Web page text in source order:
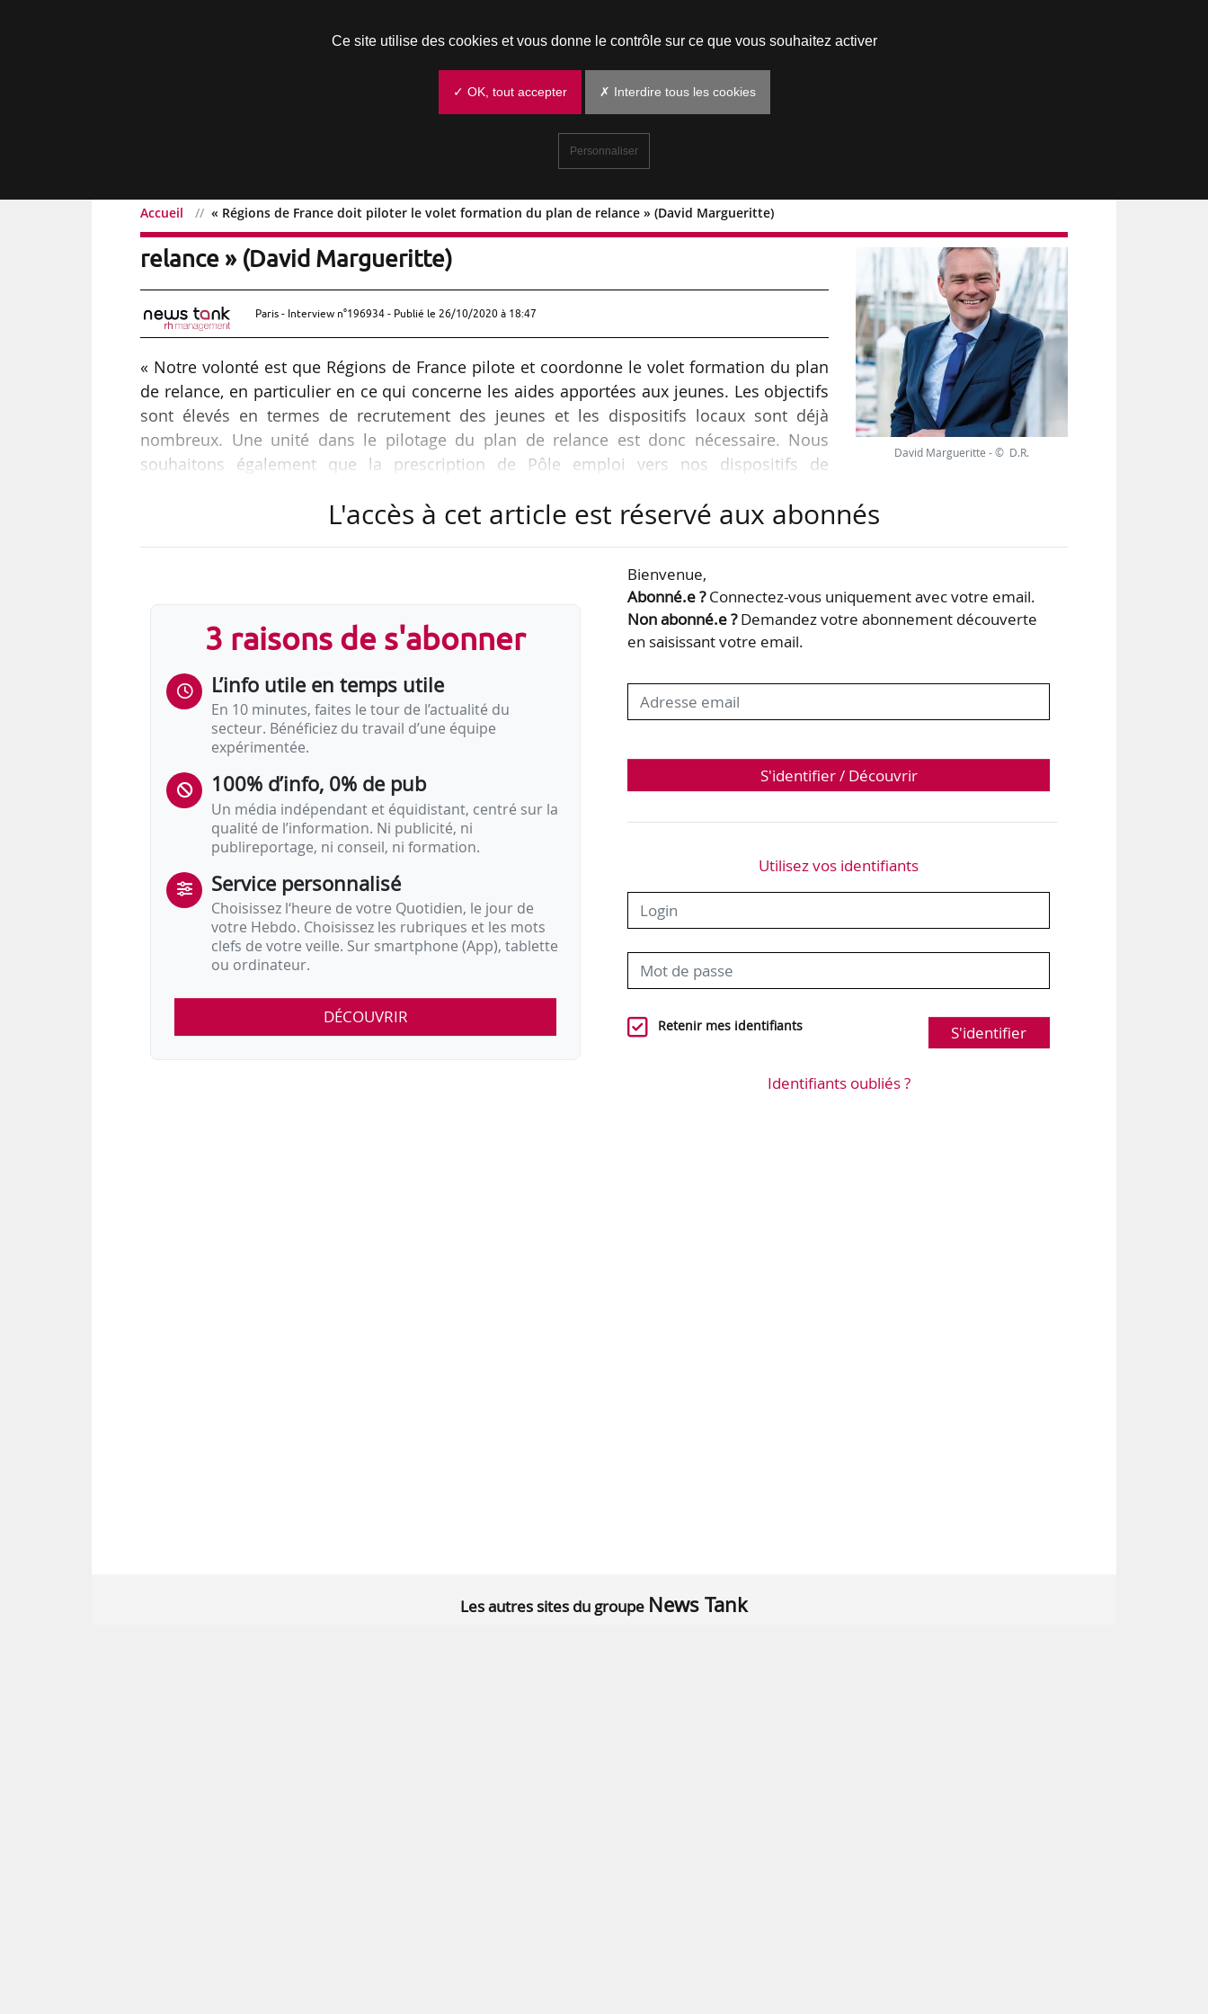
Accueil « Régions de France doit piloter le volet formation du plan de relance » (David Margueritte)
« Régions de France doit piloter le volet formation du plan de
relance » (David Margueritte)
Paris - Interview n°196934 - Publié le 26/10/2020 à 18:47
« Notre volonté est que Régions de France pilote et coordonne le volet formation du plan
de relance, en particulier en ce qui concerne les aides apportées aux jeunes. Les objectifs
sont élevés en termes de recrutement des jeunes et les dispositifs locaux sont déjà
nombreux. Une unité dans le pilotage du plan de relance est donc nécessaire. Nous
souhaitons également que la prescription de Pôle emploi vers nos dispositifs de
Normandie en charge de la formation et des compétences et président de la commission
« Le plan de relance doit être déployé au plus près des territoires, comme…
David Margueritte - © D.R.
L'accès à cet article est réservé aux abonnés
3 raisons de s'abonner
L’info utile en temps utile
En 10 minutes, faites le tour de l’actualité du
secteur. Bénéficiez du travail d’une équipe
expérimentée.
100% d’info, 0% de pub
Un média indépendant et équidistant, centré sur la
qualité de l’information. Ni publicité, ni
publireportage, ni conseil, ni formation.
Service personnalisé
Choisissez l‘heure de votre Quotidien, le jour de
votre Hebdo. Choisissez les rubriques et les mots
clefs de votre veille. Sur smartphone (App), tablette
ou ordinateur.
DÉCOUVRIR
Bienvenue,
Abonné.e ?Connectez-vous uniquement avec votre email.
Non abonné.e ?Demandez votre abonnement découverte
en saisissant votre email.
S'identifier / Découvrir
Utilisez vos identifiants
Retenir mes identifiants S'identifier
Identifiants oubliés ?
Les autres sites du groupe News Tank
Ce site utilise des cookies et vous donne le contrôle sur ce que vous souhaitez activer
✓ OK, tout accepter ✗ Interdire tous les cookies
Personnaliser